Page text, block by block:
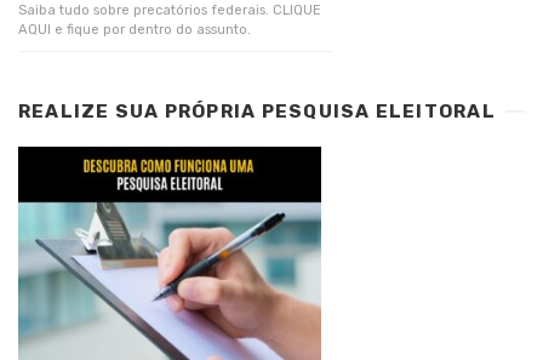
Saiba tudo sobre precatórios federais. CLIQUE
AQUI e fique por dentro do assunto.
REALIZE SUA PRÓPRIA PESQUISA ELEITORAL